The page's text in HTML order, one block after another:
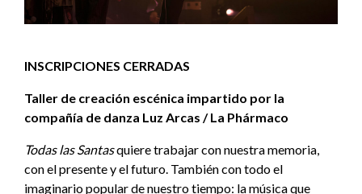
INSCRIPCIONES CERRADAS
Taller de creación escénica impartido por la
compañía de danza Luz Arcas / La Phármaco
Todas las Santasquiere trabajar con nuestra memoria,
con el presente y el futuro. También con todo el
imaginario popular de nuestro tiempo: la música que